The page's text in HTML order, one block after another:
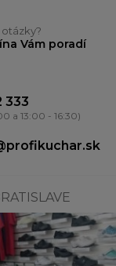
Vám poradí
333
a 13:00 - 16:30)